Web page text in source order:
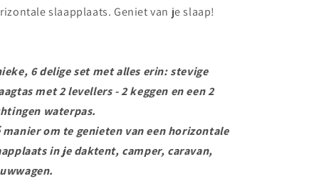
slaapplaats. Geniet van je slaap!
6 delige set met alles erin: stevige
met 2 levellers - 2 keggen en een 2
waterpas.
manier om te genieten van een horizontale
in je daktent, camper, caravan,